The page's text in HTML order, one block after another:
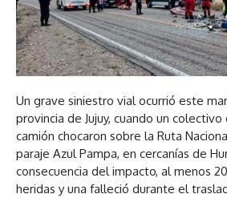
Un grave siniestro vial ocurrió este
provincia de Jujuy, cuando un
camión chocaron sobre la Ruta
paraje Azul Pampa, en cercanías de
consecuencia del impacto, al menos
heridas y una falleció durante el